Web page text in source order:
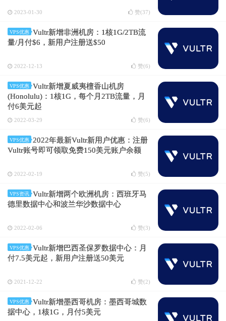
2023-01-30 赞(37)
VPS优惠
Vultr新增非洲机房：1核1G/2TB流
量/月付$6，新用户注册送$50
2022-12-13 赞(6)
VPS优惠
Vultr新增夏威夷檀香山机房
(Honolulu)：1核1G，每个月2TB流量，月
付6美元起
2022-03-29 赞(6)
VPS优惠
2022年最新Vultr新用户优惠：注册
Vultr账号即可领取免费150美元账户余额
2022-02-19 赞(5)
VPS资讯
Vultr新增两个欧洲机房：西班牙马
德里数据中心和波兰华沙数据中心
2022-02-06 赞(3)
VPS优惠
Vultr新增巴西圣保罗数据中心：月
付7.5美元起，新用户注册送50美元
2021-12-22 赞(2)
VPS优惠
Vultr新增墨西哥机房：墨西哥城数
据中心，1核1G，月付5美元